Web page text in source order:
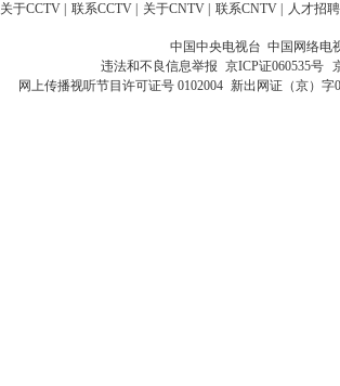
关于CCTV 联系CCTV 关于CNTV 联系CNTV 人才招聘
中国中央电视台 中国网络电
违法和不良信息举报 京ICP证060535号
网上传播视听节目许可证号 0102004 新出网证（京）